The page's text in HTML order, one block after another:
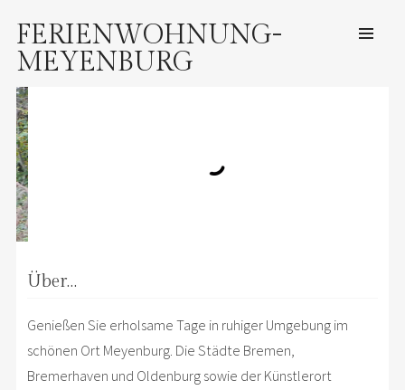
FERIENWOHNUNG-
MEYENBURG
SKIP TO CONTENT
Über…
Genießen Sie erholsame Tage in ruhiger Umgebung im
schönen Ort Meyenburg. Die Städte Bremen,
Bremerhaven und Oldenburg sowie der Künstlerort